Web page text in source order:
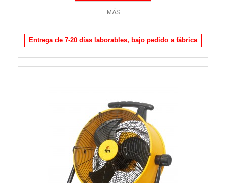
MÁS
Entrega de 7-20 días laborables, bajo pedido a fábrica